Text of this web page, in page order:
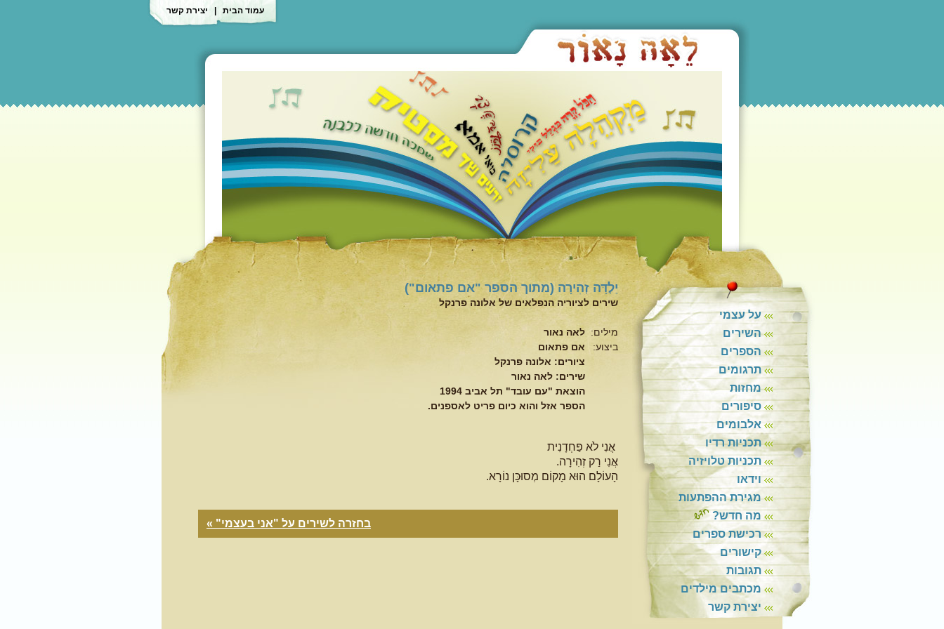
עמוד הבית יצירת קשר
על עצמי
השירים
הספרים
תרגומים
מחזות
סיפורים
אלבומים
תכניות רדיו
תכניות טלויזיה
וידאו
מגירת ההפתעות
מה חדש?
רכישת ספרים
קישורים
תגובות
מכתבים מילדים
יצירת קשר
יַלְדָּה זְהִירָה (מתוך הספר "אם פתאום")
שירים לציוריה הנפלאים של אלונה פרנקל
מילים: לאה נאור
ביצוע:
אם פתאום
ציורים: אלונה פרנקל
שירים: לאה נאור
הוצאת "עם עובד" תל אביב 1994
הספר אזל והוא כיום פריט לאספנים.
אֲנִי לֹא פַּחְדָנִית
אֲנִי רַק זְהִירָה.
הָעוֹלָם הוּא מָקוֹם מְסוּכָּן נוֹרָא.
בחזרה לשירים על "אני בעצמי" »